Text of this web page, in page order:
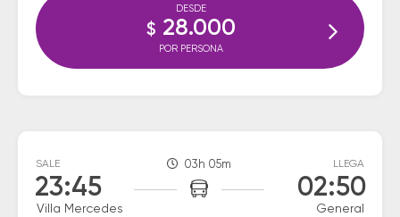
DESDE
$ 28.000
POR PERSONA
SALE
23:45
Villa Mercedes
03h 05m LLEGA
02:50
General